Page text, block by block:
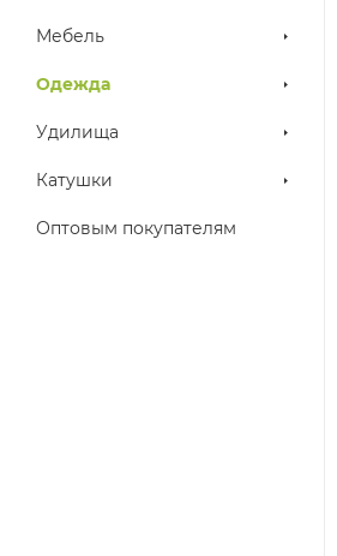
Мебель
Одежда
Удилища
Катушки
Оптовым покупателям